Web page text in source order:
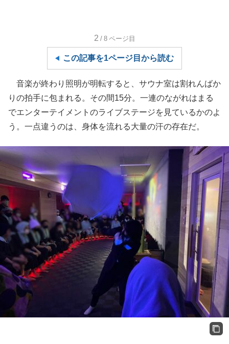
2 /8 ページ目
この記事を1ページ目から読む
音楽が終わり照明が明転すると、サウナ室は割れんばか
りの拍手に包まれる。その間15分。一連のながれはまる
でエンターテイメントのライブステージを見ているかのよ
う。一点違うのは、身体を流れる大量の汗の存在だ。